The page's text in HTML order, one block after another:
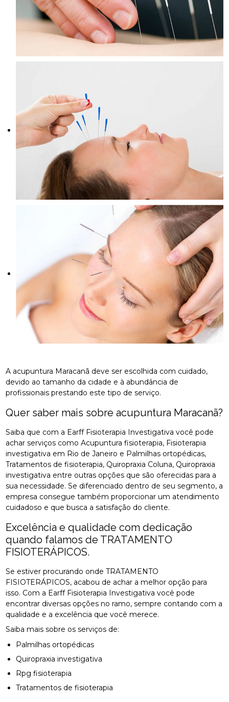
A acupuntura Maracanã deve ser escolhida com cuidado,
devido ao tamanho da cidade e à abundância de
profissionais prestando este tipo de serviço.
Quer saber mais sobre acupuntura Maracanã?
Saiba que com a Earff Fisioterapia Investigativa você pode
achar serviços como Acupuntura fisioterapia, Fisioterapia
investigativa em Rio de Janeiro e Palmilhas ortopédicas,
Tratamentos de fisioterapia, Quiropraxia Coluna, Quiropraxia
investigativa entre outras opções que são oferecidas para a
sua necessidade. Se diferenciado dentro de seu segmento, a
empresa consegue também proporcionar um atendimento
cuidadoso e que busca a satisfação do cliente.
Excelência e qualidade com dedicação
quando falamos de TRATAMENTO
FISIOTERÁPICOS.
Se estiver procurando onde TRATAMENTO
FISIOTERÁPICOS, acabou de achar a melhor opção para
isso. Com a Earff Fisioterapia Investigativa você pode
encontrar diversas opções no ramo, sempre contando com a
qualidade e a excelência que você merece.
Saiba mais sobre os serviços de:
Palmilhas ortopédicas
Quiropraxia investigativa
Rpg fisioterapia
Tratamentos de fisioterapia